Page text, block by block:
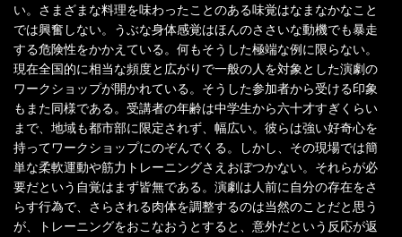
い。さまざまな料理を味わったことのある味覚はなまなかなこと
では興奮しない。うぶな身体感覚はほんのささいな動機でも暴走
する危険性をかかえている。何もそうした極端な例に限らない。
現在全国的に相当な頻度と広がりで一般の人を対象とした演劇の
ワークショップが開かれている。そうした参加者から受ける印象
もまた同様である。受講者の年齢は中学生から六十才すぎくらい
まで、地域も都市部に限定されず、幅広い。彼らは強い好奇心を
持ってワークショップにのぞんでくる。しかし、その現場では簡
単な柔軟運動や筋力トレーニングさえおぼつかない。それらが必
要だという自覚はまず皆無である。演劇は人前に自分の存在をさ
らす行為で、さらされる肉体を調整するのは当然のことだと思う
が、トレーニングをおこなおうとすると、意外だという反応が返